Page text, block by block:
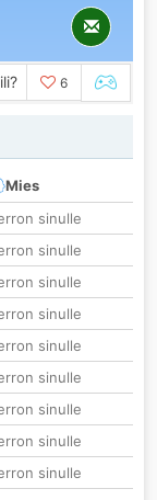
6
Mies
sinulle
sinulle
sinulle
sinulle
sinulle
sinulle
sinulle
sinulle
sinulle